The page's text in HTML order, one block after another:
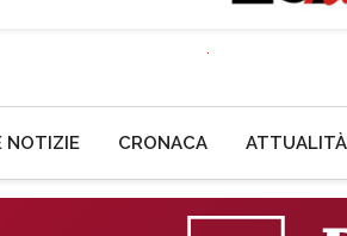
NOTIZIE CRONACA ATTUALITÀ